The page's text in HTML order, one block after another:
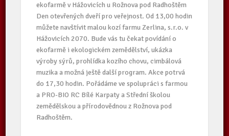
ekofarmě v Hážovicích u Rožnova pod Radhoštěm
Den otevřených dveří pro veřejnost. Od 13,00 hodin
můžete navštívit malou kozí farmu Zerlina, s.r.o. v
Hážovicích 2070. Bude vás tu čekat povídání o
ekofarmě i ekologickém zemědělství, ukázka
výroby sýrů, prohlídka kozího chovu, cimbálová
muzika a možná ještě další program. Akce potrvá
do 17,30 hodin. Pořádáme ve spolupráci s farmou
a PRO-BIO RC Bílé Karpaty a Střední školou
zemědělskou a přírodovědnou z Rožnova pod
Radhoštěm.